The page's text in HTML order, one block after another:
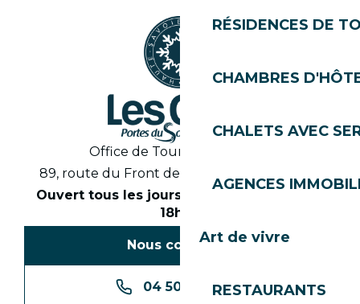
RÉSIDENCES DE
CHAMBRES
CHALETS AVEC
AGENCES
Art de vivre
RESTAURANTS
Office de Tourisme des Gets
89, route du Front de Neige 74260 Les Gets
Ouvert tous les jours en saison de 8h30 à
18h30
Nous contacter
04 50 74 74 74